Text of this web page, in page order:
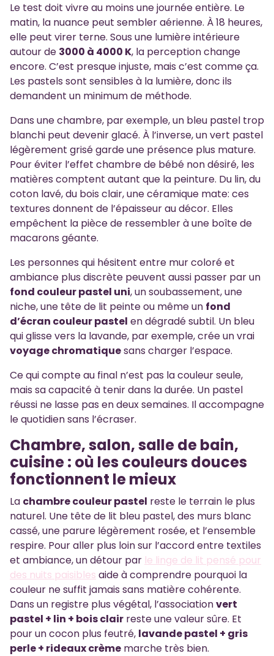
Le test doit vivre au moins une journée entière. Le
matin, la nuance peut sembler aérienne. À 18 heures,
elle peut virer terne. Sous une lumière intérieure
autour de 3000 à 4000 K, la perception change
encore. C’est presque injuste, mais c’est comme ça.
Les pastels sont sensibles à la lumière, donc ils
demandent un minimum de méthode.
Dans une chambre, par exemple, un bleu pastel trop
blanchi peut devenir glacé. À l’inverse, un vert pastel
légèrement grisé garde une présence plus mature.
Pour éviter l’effet chambre de bébé non désiré, les
matières comptent autant que la peinture. Du lin, du
coton lavé, du bois clair, une céramique mate: ces
textures donnent de l’épaisseur au décor. Elles
empêchent la pièce de ressembler à une boîte de
macarons géante.
Les personnes qui hésitent entre mur coloré et
ambiance plus discrète peuvent aussi passer par un
fond couleur pastel uni, un soubassement, une
niche, une tête de lit peinte ou même un fond
d’écran couleur pastel en dégradé subtil. Un bleu
qui glisse vers la lavande, par exemple, crée un vrai
voyage chromatiquesans charger l’espace.
Ce qui compte au final n’est pas la couleur seule,
mais sa capacité à tenir dans la durée. Un pastel
réussi ne lasse pas en deux semaines. Il accompagne
le quotidien sans l’écraser.
Chambre, salon, salle de bain,
cuisine : où les couleurs douces
fonctionnent le mieux
La chambre couleur pastel reste le terrain le plus
naturel. Une tête de lit bleu pastel, des murs blanc
cassé, une parure légèrement rosée, et l’ensemble
respire. Pour aller plus loin sur l’accord entre textiles
et ambiance, un détour par le linge de lit pensé pour
des nuits paisibles aide à comprendre pourquoi la
couleur ne suffit jamais sans matière cohérente.
Dans un registre plus végétal, l’associationvert
pastel + lin + bois clair reste une valeur sûre. Et
pour un cocon plus feutré, lavande pastel + gris
perle + rideaux crème marche très bien.